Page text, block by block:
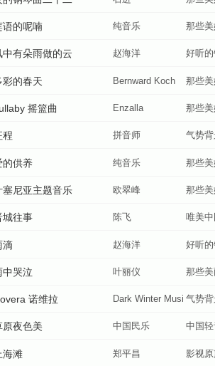
语的呢喃 纯音乐 那些
中有朵雨做的云 赵海洋 好听
彩的春天 Bernward Koch 那些
摇篮曲 Enzalla 那些
程 拼音师 气势
的供养 纯音乐 那些
塞尼亚主题音乐 欧翠峰 那些
城往事 陈飞 唯美
滴 赵海洋 好听
中哭泣 叶丽仪 那些
诺维拉 Dark Winter Music气势
原夜色美 中国民乐 中国
海滩 郑平昌 影视